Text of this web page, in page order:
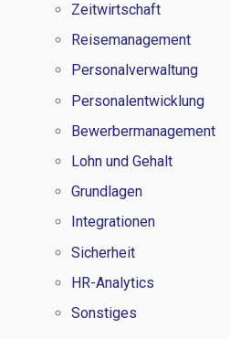
Zeitwirtschaft
Reisemanagement
Personalverwaltung
Personalentwicklung
Bewerbermanagement
Lohn und Gehalt
Grundlagen
Integrationen
Sicherheit
HR-Analytics
Sonstiges